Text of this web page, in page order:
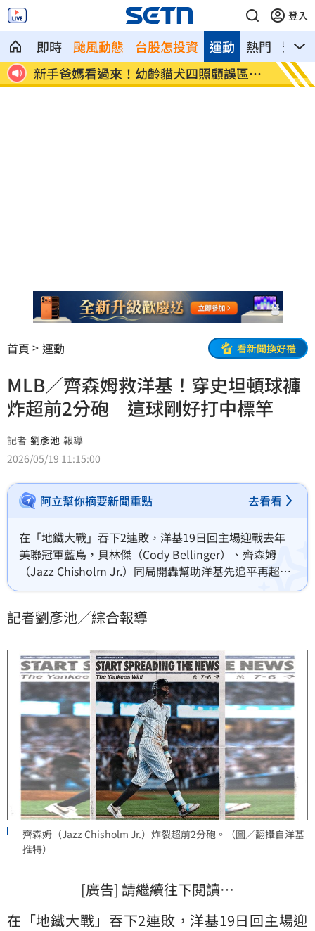
登入
即時 颱風動態 台股怎投資 熱門 影音
運動
立
新手爸媽看過來！幼齡貓犬四照顧誤區曝
光
漢光
練
首頁 運動 看新聞換好禮
MLB／齊森姆救洋基！穿史坦頓球褲
炸超前2分砲 這球剛好打中標竿
記者 劉彥池 報導
2026/05/19 11:15:00
阿立幫你摘要新聞重點 去看看
在「地鐵大戰」吞下2連敗，洋基19日回主場迎戰去年
美聯冠軍藍鳥，貝林傑（Cody Bellinger）、齊森姆
（Jazz Chisholm Jr.）同局開轟幫助洋基先追平再超
前，終場7：6險勝藍鳥中止2連敗。
記者劉彥池／綜合報導
齊森姆（Jazz Chisholm Jr.）炸裂超前2分砲。（圖／翻攝自洋基
推特）
[廣告] 請繼續往下閱讀…
在「地鐵大戰」吞下2連敗， 洋基19日回主場迎